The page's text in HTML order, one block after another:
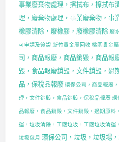
事業廢棄物處理，擦拭布，擦拭布
理，廢棄物處理，事業廢棄物，事
橡膠清除，廢橡膠，廢橡膠清除 廢
可申請及簽證 新竹貴金屬回收 桃園貴金
司，商品報廢，商品銷毀，商品報
毀，食品報廢銷毀，文件銷毀，過
品，保稅品報廢 環保公司，商品報廢
理，文件銷毀，食品銷毀，保稅品報廢 環
品報廢，食品銷毀，文件銷毀，過期原料
運，垃圾清除，工廠垃圾，工廠垃圾清運
垃圾包月 環保公司，垃圾，垃圾場